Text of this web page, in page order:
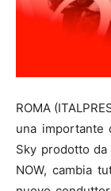
ROMA
una importante
Sky prodotto
NOW, cambia